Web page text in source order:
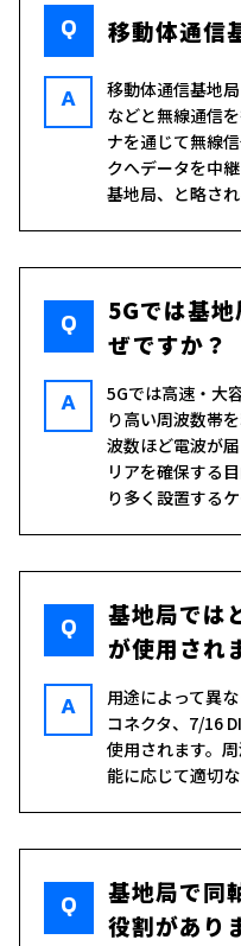
Q 移動体通信
A
移動体通信基地
などと無線通信
ナを通じて無線
クへデータを中継
基地局、と略され
Q
5Gでは基
ぜですか？
A
5Gでは高速・大
り高い周波数帯
波数ほど電波が
リアを確保する
り多く設置する
Q
基地局では
が使用され
A
用途によって異
コネクタ、7/16
使用されます。
能に応じて適切
Q
基地局で同
役割があり